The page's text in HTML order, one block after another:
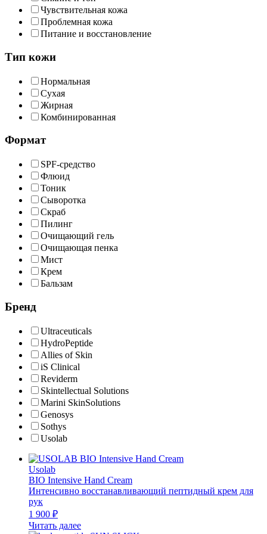
Чувствительная кожа
Проблемная кожа
Питание и восстановление
Тип кожи
Нормальная
Сухая
Жирная
Комбинированная
Формат
SPF-средство
Флюид
Тоник
Сыворотка
Скраб
Пилинг
Очищающий гель
Очищающая пенка
Мист
Крем
Бальзам
Бренд
Ultraceuticals
HydroPeptide
Allies of Skin
iS Clinical
Reviderm
Skintellectual Solutions
Marini SkinSolutions
Genosys
Sothys
Usolab
Usolab
BIO Intensive Hand Cream
Интенсивно восстанавливающий пептидный крем для
рук
1 900 ₽
Читать далее